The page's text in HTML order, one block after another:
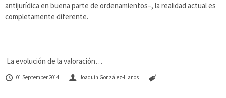
antijurídica en buena parte de ordenamientos–, la realidad actual es
completamente diferente.
La evolución de la valoración…
01 September 2014 Joaquín González-Llanos